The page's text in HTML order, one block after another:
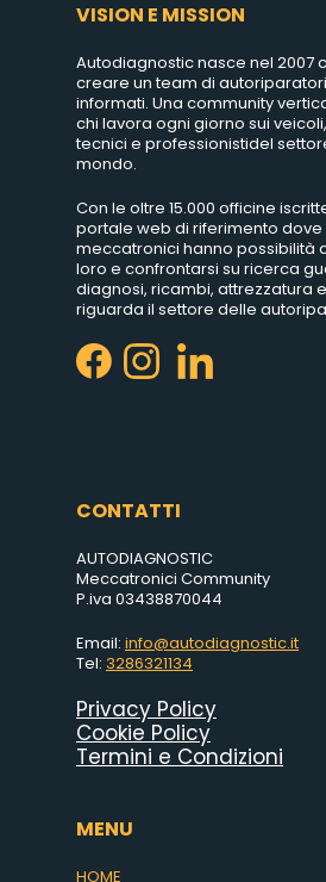
VISION E MISSION
Autodiagnostic nasce nel 2007
creare un team di
informati. Una community
chi lavora ogni giorno sui
tecnici e professionistidel
mondo.
Con le oltre 15.000 officine
portale web di riferimento
meccatronici hanno possibilità
loro e confrontarsi su ricerca
diagnosi, ricambi, attrezzatura
riguarda il settore delle
CONTATTI
AUTODIAGNOSTIC
Meccatronici Community
P.iva 03438870044
Email: info@autodiagnostic.it
Tel: 3286321134
Privacy Policy
Cookie Policy
Termini e Condizioni
MENU
HOME